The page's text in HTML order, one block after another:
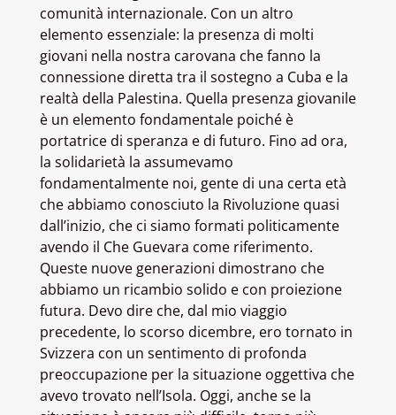
comunità internazionale. Con un altro
elemento essenziale: la presenza di molti
giovani nella nostra carovana che fanno la
connessione diretta tra il sostegno a Cuba e la
realtà della Palestina. Quella presenza giovanile
è un elemento fondamentale poiché è
portatrice di speranza e di futuro. Fino ad ora,
la solidarietà la assumevamo
fondamentalmente noi, gente di una certa età
che abbiamo conosciuto la Rivoluzione quasi
dall’inizio, che ci siamo formati politicamente
avendo il Che Guevara come riferimento.
Queste nuove generazioni dimostrano che
abbiamo un ricambio solido e con proiezione
futura. Devo dire che, dal mio viaggio
precedente, lo scorso dicembre, ero tornato in
Svizzera con un sentimento di profonda
preoccupazione per la situazione oggettiva che
avevo trovato nell’Isola. Oggi, anche se la